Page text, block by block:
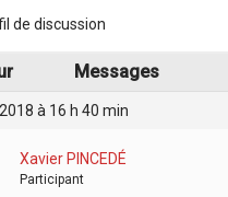
de discussion
Messages
à 16 h 40 min
Xavier PINCEDÉ
Participant